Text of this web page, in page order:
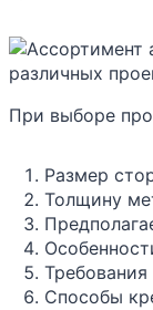
При выборе
Размер
Толщину
Способы